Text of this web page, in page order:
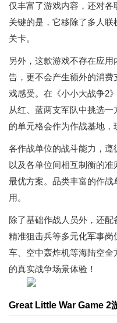
仅丰富了游戏内容，还对
关键的是，它移除了多人
关卡。
另外，这款游戏不存在应
告，更不会产生额外的消
戏感受。在《小小大战争2
从红、蓝两支军队中挑选
的单元格会作为作战基地，
各作战单位的战斗能力，遵
以及各单位间相互制衡的
最优方案。品类丰富的作
用。
除了基础作战人员外，还配
精准狙击兵等多元化军事
车、空中轰炸机等海陆空
的真实战争场景体验！
Great Little War Game 2